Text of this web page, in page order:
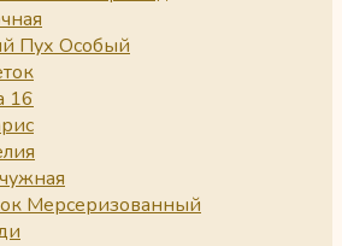
Пух Особый
16
Мерсеризованный